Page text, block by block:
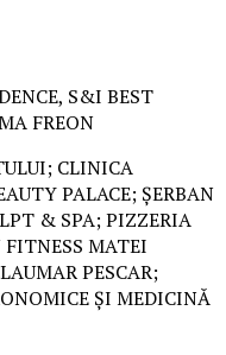
S&I BEST
FREON
CLINICA
PALACE; ȘERBAN
& SPA; PIZZERIA
FITNESS MATEI
PESCAR;
ȘI MEDICINĂ